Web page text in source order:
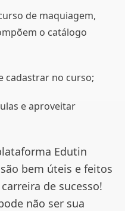
de maquiagem,
o catálogo
cadastrar no curso;
e aproveitar
Edutin
bem úteis e feitos
de sucesso!
não ser sua